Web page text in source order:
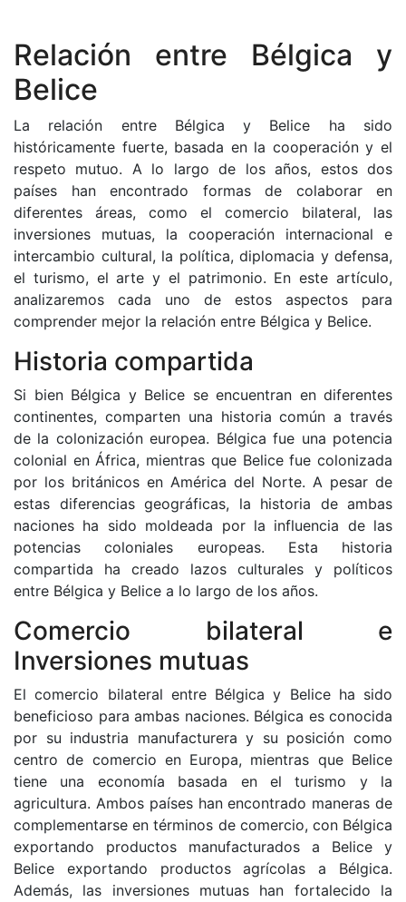
Relación entre Bélgica y
Belice
La relación entre Bélgica y Belice ha sido
históricamente fuerte, basada en la cooperación y el
respeto mutuo. A lo largo de los años, estos dos
países han encontrado formas de colaborar en
diferentes áreas, como el comercio bilateral, las
inversiones mutuas, la cooperación internacional e
intercambio cultural, la política, diplomacia y defensa,
el turismo, el arte y el patrimonio. En este artículo,
analizaremos cada uno de estos aspectos para
comprender mejor la relación entre Bélgica y Belice.
Historia compartida
Si bien Bélgica y Belice se encuentran en diferentes
continentes, comparten una historia común a través
de la colonización europea. Bélgica fue una potencia
colonial en África, mientras que Belice fue colonizada
por los británicos en América del Norte. A pesar de
estas diferencias geográficas, la historia de ambas
naciones ha sido moldeada por la influencia de las
potencias coloniales europeas. Esta historia
compartida ha creado lazos culturales y políticos
entre Bélgica y Belice a lo largo de los años.
Comercio bilateral e
Inversiones mutuas
El comercio bilateral entre Bélgica y Belice ha sido
beneficioso para ambas naciones. Bélgica es conocida
por su industria manufacturera y su posición como
centro de comercio en Europa, mientras que Belice
tiene una economía basada en el turismo y la
agricultura. Ambos países han encontrado maneras de
complementarse en términos de comercio, con Bélgica
exportando productos manufacturados a Belice y
Belice exportando productos agrícolas a Bélgica.
Además, las inversiones mutuas han fortalecido la